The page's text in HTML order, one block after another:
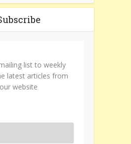
list to weekly
latest articles from
our website